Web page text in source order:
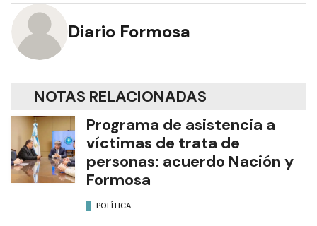
Diario Formosa
NOTAS RELACIONADAS
Programa de asistencia a
víctimas de trata de
personas: acuerdo Nación y
Formosa
POLÍTICA